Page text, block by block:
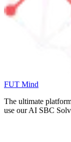
FUT Mind
The ultimate
use our AI SBC